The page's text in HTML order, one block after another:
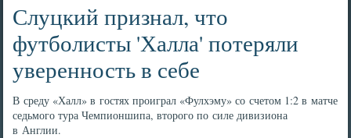
Слуцкий признал, что
футболисты 'Халла' потеряли
уверенность в себе
В среду «Халл» в гостях проиграл «Фулхэму» со счетом 1:2 в матче
седьмого тура Чемпионшипа, второго по силе дивизиона
в Англии.